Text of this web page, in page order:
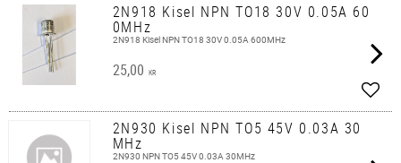
2N918 Kisel NPN TO18 30V 0.05A 60
0MHz
2N918 Kisel NPN TO18 30V 0.05A 600MHz
25,00 KR
2N930 Kisel NPN TO5 45V 0.03A 30
MHz
2N930 NPN TO5 45V 0.03A 30MHz